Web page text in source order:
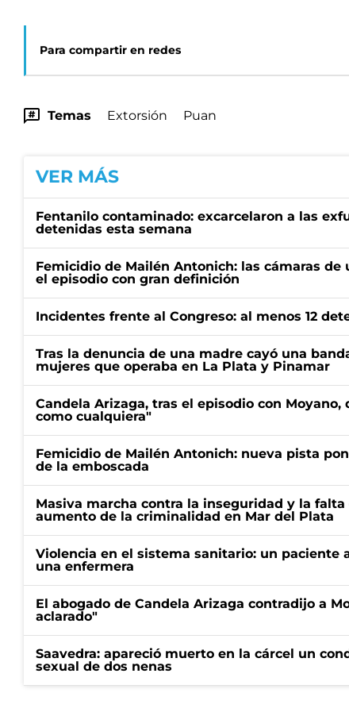
Para compartir en redes
Temas Extorsión Puan
VER MÁS
Fentanilo contaminado: excarcelaron a las
detenidas esta semana
Femicidio de Mailén Antonich: las cámaras
el episodio con gran definición
Incidentes frente al Congreso: al menos 12
Tras la denuncia de una madre cayó una
mujeres que operaba en La Plata y Pinamar
Candela Arizaga, tras el episodio con Moyano,
como cualquiera"
Femicidio de Mailén Antonich: nueva pista
de la emboscada
Masiva marcha contra la inseguridad y la falta
aumento de la criminalidad en Mar del Plata
Violencia en el sistema sanitario: un paciente
una enfermera
El abogado de Candela Arizaga contradijo a
aclarado"
Saavedra: apareció muerto en la cárcel un
sexual de dos nenas